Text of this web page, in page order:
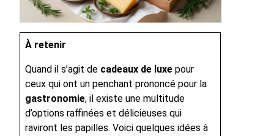
À retenir
Quand il s’agit de cadeaux de luxe pour
ceux qui ont un penchant prononcé pour la
gastronomie, il existe une multitude
d’options raffinées et délicieuses qui
raviront les papilles. Voici quelques idées à